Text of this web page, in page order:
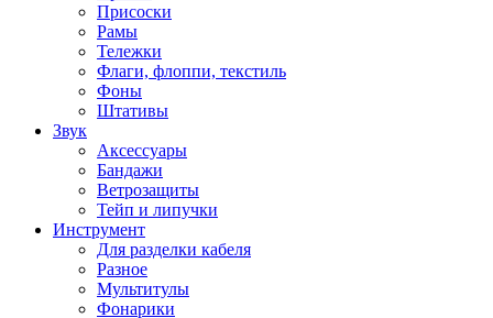
Присоски
Рамы
Тележки
Флаги, флоппи, текстиль
Фоны
Штативы
Звук
Аксессуары
Бандажи
Ветрозащиты
Тейп и липучки
Инструмент
Для разделки кабеля
Разное
Мультитулы
Фонарики